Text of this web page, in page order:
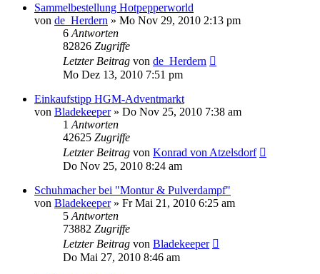
Sammelbestellung Hotpepperworld
von de_Herdern » Mo Nov 29, 2010 2:13 pm
6 Antworten
82826 Zugriffe
Letzter Beitrag von de_Herdern
Mo Dez 13, 2010 7:51 pm
Einkaufstipp HGM-Adventmarkt
von Bladekeeper» Do Nov 25, 2010 7:38 am
1 Antworten
42625 Zugriffe
Letzter Beitrag von Konrad von Atzelsdorf
Do Nov 25, 2010 8:24 am
Schuhmacher bei "Montur & Pulverdampf"
von Bladekeeper» Fr Mai 21, 2010 6:25 am
5 Antworten
73882 Zugriffe
Letzter Beitrag von Bladekeeper
Do Mai 27, 2010 8:46 am